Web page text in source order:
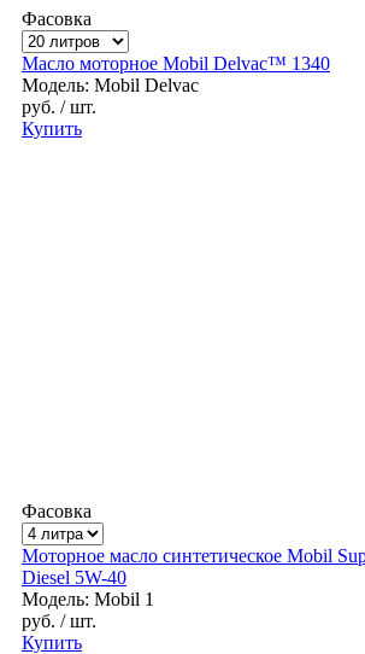
Фасовка
Масло моторное Mobil Delvac™ 1340
Модель: Mobil Delvac
руб. / шт.
Купить
Фасовка
Моторное масло синтетическое Mobil
Diesel 5W-40
Модель: Mobil 1
руб. / шт.
Купить